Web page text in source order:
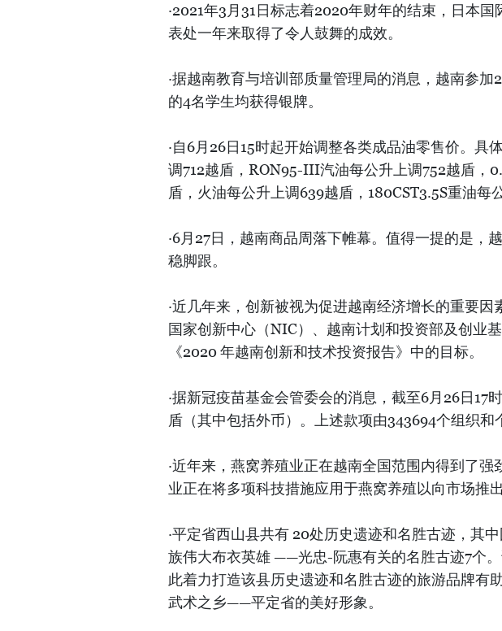
·2021年3月31日标志着2020年财年的结束，日本
表处一年来取得了令人鼓舞的成效。
·据越南教育与培训部质量管理局的消息，越南参
的4名学生均获得银牌。
·自6月26日15时起开始调整各类成品油零售价。具
调712越盾，RON95-III汽油每公升上调752越盾，
盾，火油每公升上调639越盾，180CST3.5S重油每
·6月27日，越南商品周落下帷幕。值得一提的是，
稳脚跟。
·近几年来，创新被视为促进越南经济增长的重要
国家创新中心（NIC）、越南计划和投资部及创业
《2020 年越南创新和技术投资报告》中的目标。
·据新冠疫苗基金会管委会的消息，截至6月26日17
盾（其中包括外币）。上述款项由343694个组织和
·近年来，燕窝养殖业正在越南全国范围内得到了
业正在将多项科技措施应用于燕窝养殖以向市场推
·平定省西山县共有 20处历史遗迹和名胜古迹，其
族伟大布衣英雄 ——光忠-阮惠有关的名胜古迹7个
此着力打造该县历史遗迹和名胜古迹的旅游品牌有
武术之乡——平定省的美好形象。